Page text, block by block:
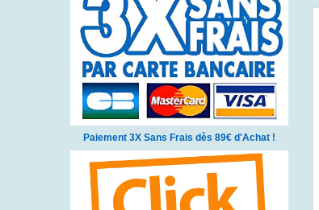
Paiement 3X Sans Frais dès 89€ d'Achat !